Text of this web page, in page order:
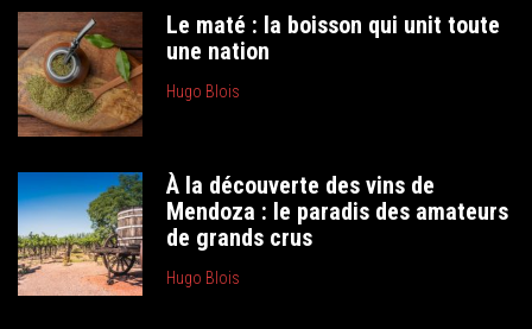
Le maté : la boisson qui unit toute
une nation
Hugo Blois
À la découverte des vins de
Mendoza : le paradis des amateurs
de grands crus
Hugo Blois